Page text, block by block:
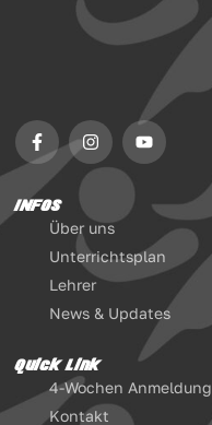
INFOS
Über uns
Unterrichtsplan
Lehrer
News & Updates
Quick Link
4-Wochen Anmeldung
Kontakt